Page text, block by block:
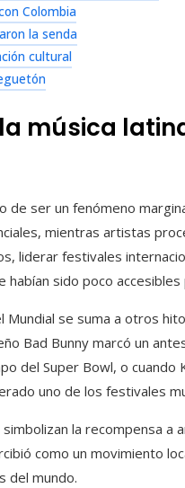
Colombia
la senda
cultural
música
de ser un fenómeno
mientras artistas
liderar festivales
sido poco accesibles
Mundial se suma a otros
Bad Bunny marcó un
del Super Bowl, o cuando
uno de los festivales
la recompensa a
como un movimiento
del mundo.